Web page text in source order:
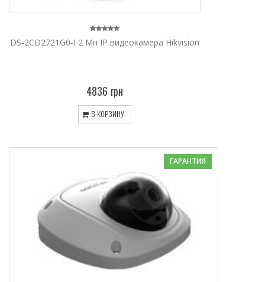
DS-2CD2721G0-I 2 Мп IP видеокамера Hikvision
4836 грн
В КОРЗИНУ
ГАРАНТИЯ